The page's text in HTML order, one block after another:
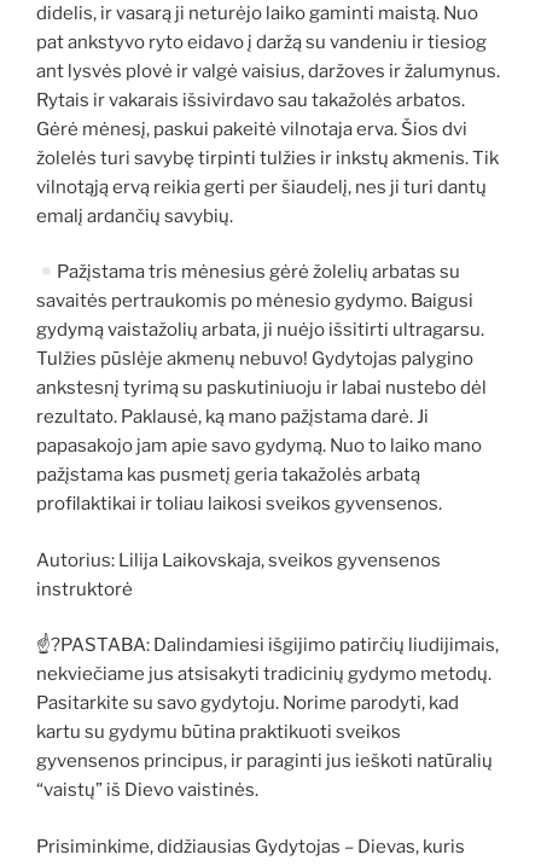
didelis, ir vasarą ji neturėjo laiko gaminti maistą. Nuo
pat ankstyvo ryto eidavo į daržą su vandeniu ir tiesiog
ant lysvės plovė ir valgė vaisius, daržoves ir žalumynus.
Rytais ir vakarais išsivirdavo sau takažolės arbatos.
Gėrė mėnesį, paskui pakeitė vilnotaja erva. Šios dvi
žolelės turi savybę tirpinti tulžies ir inkstų akmenis. Tik
vilnotąją ervą reikia gerti per šiaudelį, nes ji turi dantų
emalį ardančių savybių.
Pažįstama tris mėnesius gėrė žolelių arbatas su
savaitės pertraukomis po mėnesio gydymo. Baigusi
gydymą vaistažolių arbata, ji nuėjo išsitirti ultragarsu.
Tulžies pūslėje akmenų nebuvo! Gydytojas palygino
ankstesnį tyrimą su paskutiniuoju ir labai nustebo dėl
rezultato. Paklausė, ką mano pažįstama darė. Ji
papasakojo jam apie savo gydymą. Nuo to laiko mano
pažįstama kas pusmetį geria takažolės arbatą
profilaktikai ir toliau laikosi sveikos gyvensenos.
Autorius: Lilija Laikovskaja, sveikos gyvensenos
instruktorė
☝?PASTABA: Dalindamiesi išgijimo patirčių liudijimais,
nekviečiame jus atsisakyti tradicinių gydymo metodų.
Pasitarkite su savo gydytoju. Norime parodyti, kad
kartu su gydymu būtina praktikuoti sveikos
gyvensenos principus, ir paraginti jus ieškoti natūralių
“vaistų” iš Dievo vaistinės.
Prisiminkime, didžiausias Gydytojas – Dievas, kuris